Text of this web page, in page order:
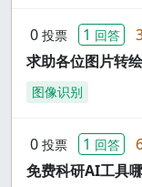
0 投票 1 回答
求助各位图片转
图像识别
0 投票 1 回答
免费科研AI工具